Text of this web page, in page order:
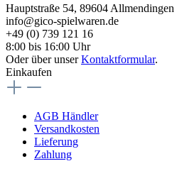
Hauptstraße 54, 89604 Allmendingen
info@gico-spielwaren.de
+49 (0) 739 121 16
8:00 bis 16:00 Uhr
Oder über unserKontaktformular.
Einkaufen
AGB Händler
Versandkosten
Lieferung
Zahlung